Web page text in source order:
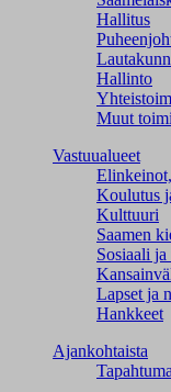
Hallitus
Hallinto
Muut
Vastuualueet
Koulutus
Kulttuuri
Saamen
Sosiaali ja
Lapset ja
Hankkeet
Ajankohtaista